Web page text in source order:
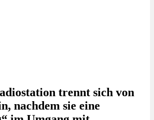
trennt sich von
nachdem sie eine